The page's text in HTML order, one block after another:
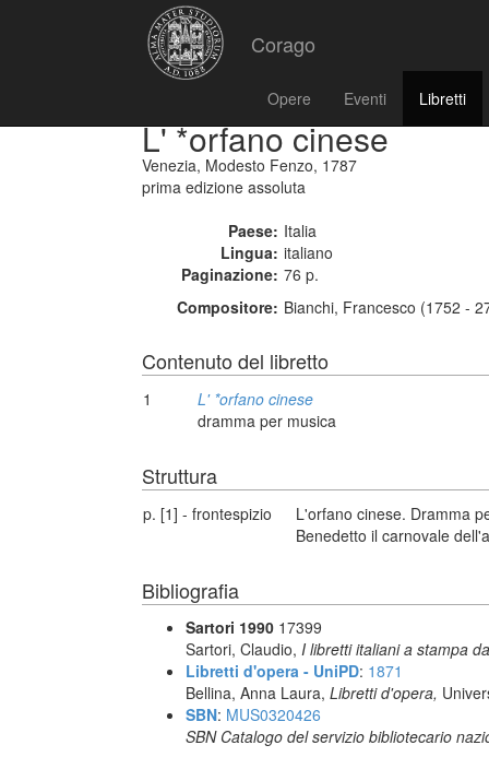
Corago
Opere Eventi Libretti
L' *orfano cinese
Venezia, Modesto Fenzo, 1787
prima edizione assoluta
Paese: Italia
Lingua: italiano
Paginazione: 76 p.
Compositore: Bianchi, Francesco (1752 -
Contenuto del libretto
1
L' *orfano cinese
dramma per musica
Struttura
p. [1] - frontespizio
L'orfano cinese. Dramma
Benedetto il carnovale
Bibliografia
Sartori 1990 17399
Sartori, Claudio, I libretti italiani a stampa
Libretti d'opera - UniPD: 1871
Bellina, Anna Laura, Libretti d'opera,
SBN: MUS0320426
SBN Catalogo del servizio bibliotecario